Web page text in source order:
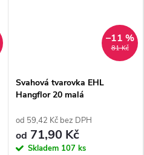
81 Kč
–11 %
Svahová tvarovka EHL
Hangflor 20 malá
od 59,42 Kč bez DPH
od 71,90 Kč
Skladem 107 ks